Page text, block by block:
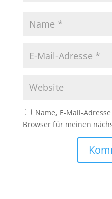
Name, E-Mail-
Browser für meinen